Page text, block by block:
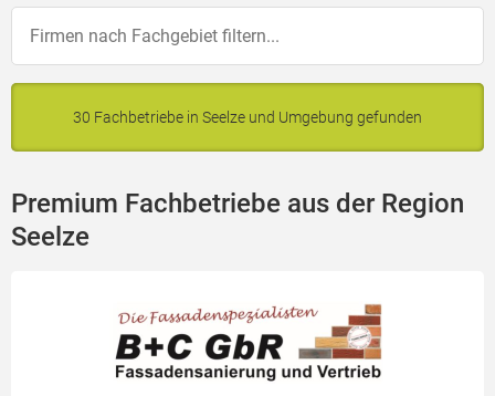
30 Fachbetriebe in Seelze und Umgebung gefunden
Premium Fachbetriebe aus der Region
Seelze